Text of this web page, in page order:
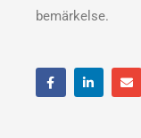
bemärkelse.
F
a
c
L
i
n
E
n
v